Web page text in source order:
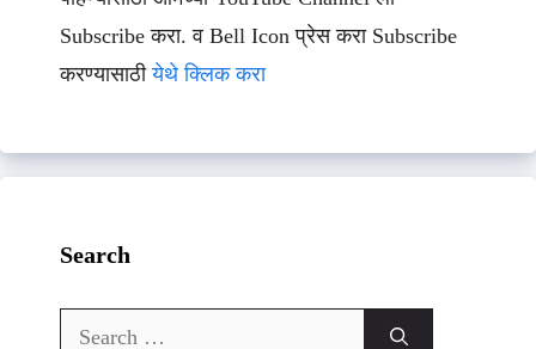
Subscribe करा. व Bell Icon प्रेस करा Subscribe
करण्यासाठीयेथे क्लिक करा
Search
Search